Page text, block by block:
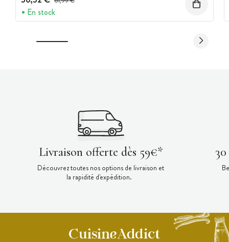
En stock
Livraison offerte dès 59€*
Découvrez toutes nos options de livraison et
la rapidité d'expédition.